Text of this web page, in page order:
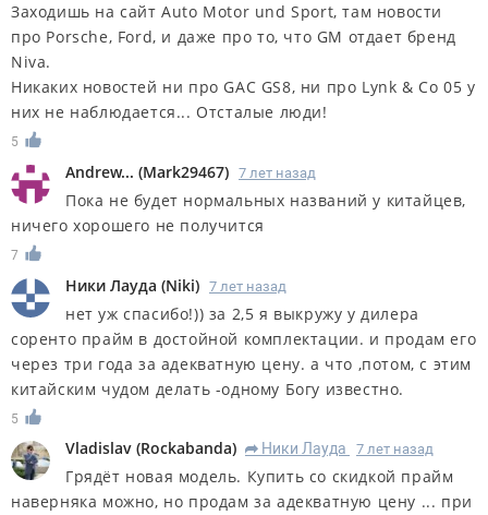
Заходишь на сайт Auto Motor und Sport, там новости
про Porsche, Ford, и даже про то, что GM отдает бренд
Niva.
Никаких новостей ни про GAC GS8, ни про Lynk & Co 05 у
них не наблюдается... Отсталые люди!
5
Andrew... (Mark29467) 7 лет назад
Пока не будет нормальных названий у китайцев,
ничего хорошего не получится
7
Ники Лауда (Niki) 7 лет назад
нет уж спасибо!)) за 2,5 я выкружу у дилера
соренто прайм в достойной комплектации. и продам его
через три года за адекватную цену. а что ,потом, с этим
китайским чудом делать -одному Богу известно.
5
Vladislav (Rockabanda) R Ники Лауда 7 лет назад
Грядёт новая модель. Купить со скидкой прайм
наверняка можно, но продам за адекватную цену ... при